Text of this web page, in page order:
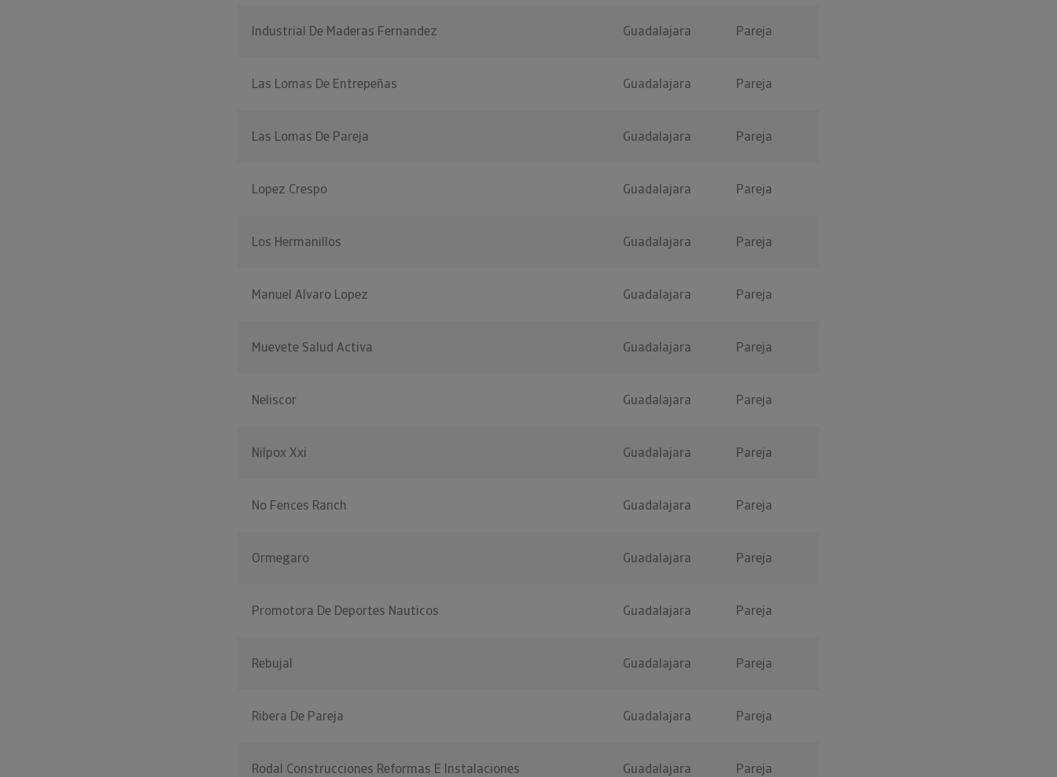
Industrial De Maderas Fernandez Guadalajara Pareja
Las Lomas De Entrepeñas Guadalajara Pareja
Las Lomas De Pareja Guadalajara Pareja
Lopez Crespo Guadalajara Pareja
Los Hermanillos Guadalajara Pareja
Manuel Alvaro Lopez Guadalajara Pareja
Muevete Salud Activa Guadalajara Pareja
Neliscor Guadalajara Pareja
Nilpox Xxi Guadalajara Pareja
No Fences Ranch Guadalajara Pareja
Ormegaro Guadalajara Pareja
Promotora De Deportes Nauticos Guadalajara Pareja
Rebujal Guadalajara Pareja
Ribera De Pareja Guadalajara Pareja
Rodal Construcciones Reformas E Instalaciones Guadalajara Pareja